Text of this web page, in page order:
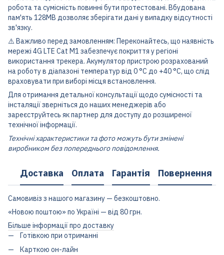
робота та сумісність повинні бути протестовані. Вбудована
пам'ять 128MB дозволяє зберігати дані у випадку відсутності
зв'язку.
⚠️ Важливо перед замовленням: Переконайтесь, що наявність
мережі 4G LTE Cat M1 забезпечує покриття у регіоні
використання трекера. Акумулятор пристрою розрахований
на роботу в діапазоні температур від 0 °C до +40 °C, що слід
враховувати при виборі місця встановлення.
Для отримання детальної консультації щодо сумісності та
інсталяції зверніться до наших менеджерів або
зареєструйтесь як партнер для доступу до розширеної
технічної інформації.
Технічні характеристики та фото можуть бути змінені
виробником без попереднього повідомлення.
Доставка Оплата Гарантія Повернення
Самовивіз з нашого магазину — безкоштовно.
«Новою поштою» по Україні — від 80 грн.
Більше інформації про доставку
Готівкою при отриманні
Карткою он-лайн